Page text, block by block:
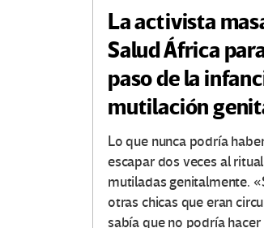
La activista
Salud África
paso de la
mutilación
Lo que nunca podría
escapar dos veces al
mutiladas genitalmente.
otras chicas que eran
sabía que no podría